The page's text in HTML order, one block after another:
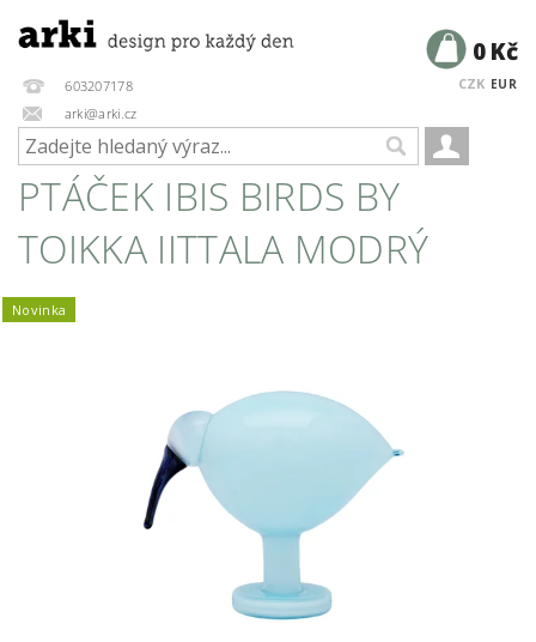
603207178
arki@arki.cz
CZK EUR
0 Kč
PTÁČEK IBIS BIRDS BY
TOIKKA IITTALA MODRÝ
Novinka